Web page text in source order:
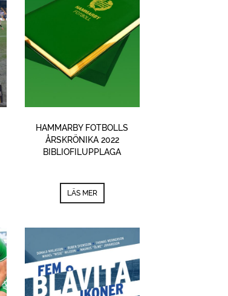
HAMMARBY FOTBOLLS
ÅRSKRÖNIKA 2022
BIBLIOFILUPPLAGA
LÄS MER